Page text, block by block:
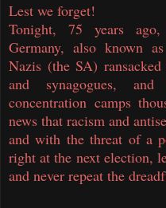
Lest we forget!
Tonight, 75 years
Germany, also known
Nazis (the SA) ransacked
and synagogues,
concentration camps
news that racism and
and with the threat of a
right at the next election,
and never repeat the